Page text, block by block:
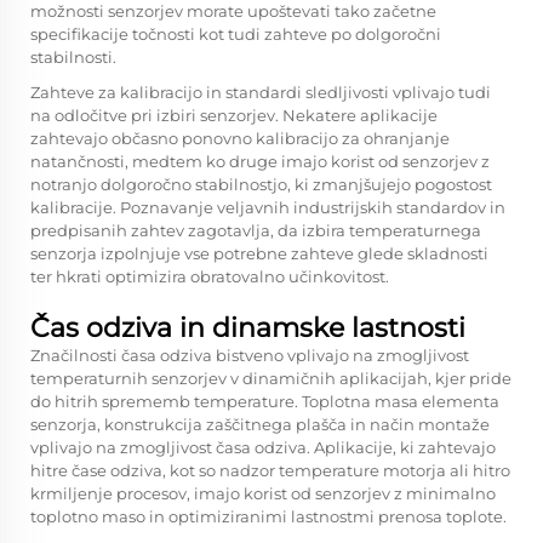
možnosti senzorjev morate upoštevati tako začetne
specifikacije točnosti kot tudi zahteve po dolgoročni
stabilnosti.
Zahteve za kalibracijo in standardi sledljivosti vplivajo tudi
na odločitve pri izbiri senzorjev. Nekatere aplikacije
zahtevajo občasno ponovno kalibracijo za ohranjanje
natančnosti, medtem ko druge imajo korist od senzorjev z
notranjo dolgoročno stabilnostjo, ki zmanjšujejo pogostost
kalibracije. Poznavanje veljavnih industrijskih standardov in
predpisanih zahtev zagotavlja, da izbira temperaturnega
senzorja izpolnjuje vse potrebne zahteve glede skladnosti
ter hkrati optimizira obratovalno učinkovitost.
Čas odziva in dinamske lastnosti
Značilnosti časa odziva bistveno vplivajo na zmogljivost
temperaturnih senzorjev v dinamičnih aplikacijah, kjer pride
do hitrih sprememb temperature. Toplotna masa elementa
senzorja, konstrukcija zaščitnega plašča in način montaže
vplivajo na zmogljivost časa odziva. Aplikacije, ki zahtevajo
hitre čase odziva, kot so nadzor temperature motorja ali hitro
krmiljenje procesov, imajo korist od senzorjev z minimalno
toplotno maso in optimiziranimi lastnostmi prenosa toplote.